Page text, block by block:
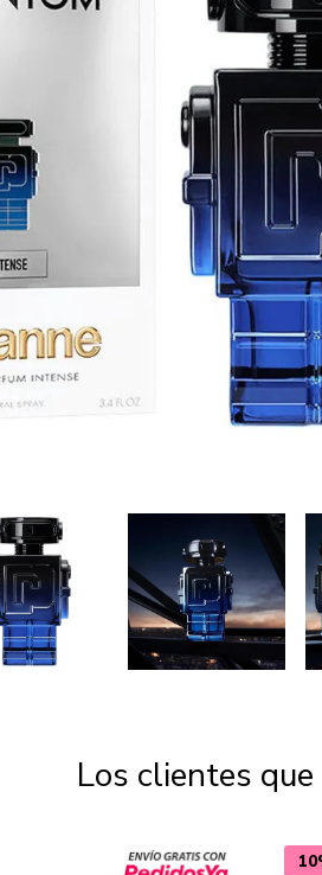
Cuidado Personal
Cuidado de la piel
Higiene personal
Higiene Bucal
Cuidado Capilar
Protección
Incontinencia
Los clientes